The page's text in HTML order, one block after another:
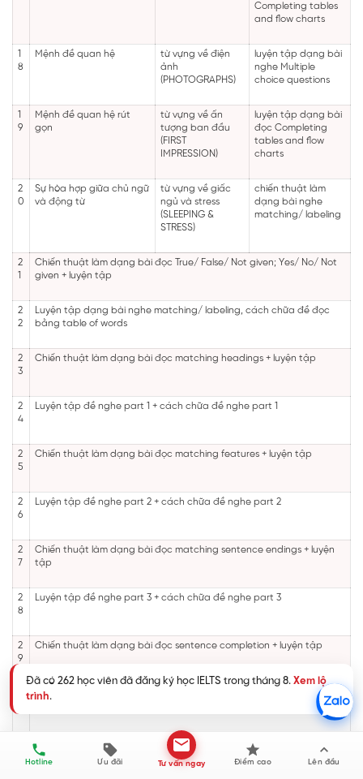
Completing tables
and flow charts
1
8
Mệnh đề quan hệ
từ vựng về điện
ảnh
(PHOTOGRAPHS)
luyện tập dạng bài
nghe Multiple
choice questions
1
9
Mệnh đề quan hệ rút
gọn
từ vựng về ấn
tượng ban đầu
(FIRST
IMPRESSION)
luyện tập dạng bài
đọc Completing
tables and flow
charts
2
0
Sự hòa hợp giữa chủ ngữ
và động từ
từ vựng về giấc
ngủ và stress
(SLEEPING &
STRESS)
chiến thuật làm
dạng bài nghe
matching/ labeling
2
1
Chiến thuật làm dạng bài đọc True/ False/ Not given; Yes/ No/ Not
given + luyện tập
2
2
Luyện tập dạng bài nghe matching/ labeling, cách chữa đề đọc
bằng table of words
2
3
Chiến thuật làm dạng bài đọc matching headings + luyện tập
2
4
Luyện tập đề nghe part 1 + cách chữa đề nghe part 1
2
5
Chiến thuật làm dạng bài đọc matching features + luyện tập
2
6
Luyện tập đề nghe part 2 + cách chữa đề nghe part 2
2
7
Chiến thuật làm dạng bài đọc matching sentence endings + luyện
tập
2
8
Luyện tập đề nghe part 3 + cách chữa đề nghe part 3
2
9
Chiến thuật làm dạng bài đọc sentence completion + luyện tập
Luyện tập đề nghe part 4 + cách chữa đề nghe part 4
Chiến thuật làm dạng bài đọc summary/ note completion + luyện
tập
Hotline Ưu đãi Tư vấn ngay Điểm cao Lên đầu
Đã có 262 học viên đã đăng ký học IELTS trong tháng 8. Xem lộ
trình.